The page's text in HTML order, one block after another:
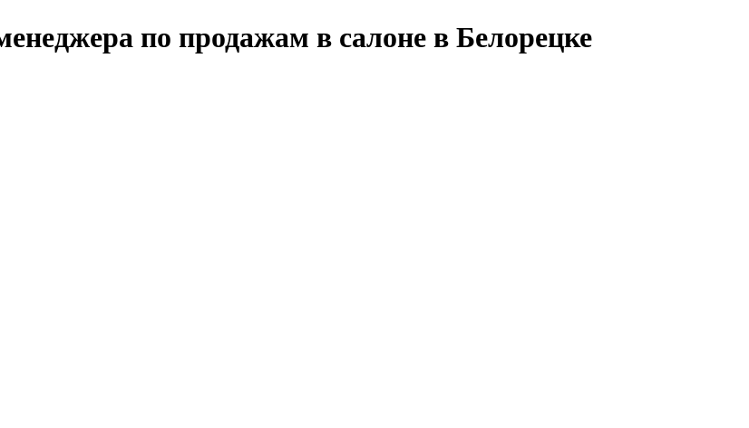
по продажам в салоне в Белорецке